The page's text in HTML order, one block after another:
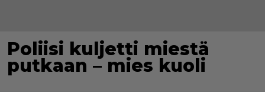
Poliisi kuljetti miestä
putkaan – mies kuoli